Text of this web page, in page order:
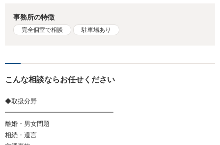
事務所の特徴
完全個室で相談 駐車場あり
こんな相談ならお任せください
◆取扱分野
━━━━━━━━━━━━━━━━━
離婚・男女問題
相続・遺言